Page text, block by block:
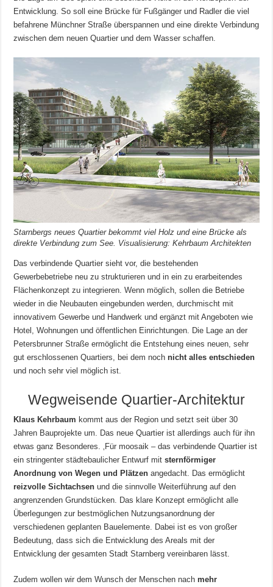
Entwicklung. So soll eine Brücke für Fußgänger und Radler die viel
befahrene Münchner Straße überspannen und eine direkte Verbindung
zwischen dem neuen Quartier und dem Wasser schaffen.
Starnbergs neues Quartier bekommt viel Holz und eine Brücke als
direkte Verbindung zum See. Visualisierung: Kehrbaum Architekten
Das verbindende Quartier sieht vor, die bestehenden
Gewerbebetriebe neu zu strukturieren und in ein zu erarbeitendes
Flächenkonzept zu integrieren. Wenn möglich, sollen die Betriebe
wieder in die Neubauten eingebunden werden, durchmischt mit
innovativem Gewerbe und Handwerk und ergänzt mit Angeboten wie
Hotel, Wohnungen und öffentlichen Einrichtungen. Die Lage an der
Petersbrunner Straße ermöglicht die Entstehung eines neuen, sehr
gut erschlossenen Quartiers, bei dem nochnicht alles entschieden
und noch sehr viel möglich ist.
Wegweisende Quartier-Architektur
Klaus Kehrbaum kommt aus der Region und setzt seit über 30
Jahren Bauprojekte um. Das neue Quartier ist allerdings auch für ihn
etwas ganz Besonderes. ‚Für moosaik – das verbindende Quartier ist
ein stringenter städtebaulicher Entwurf mitsternförmiger
Anordnung von Wegen und Plätzen angedacht. Das ermöglicht
reizvolle Sichtachsen und die sinnvolle Weiterführung auf den
angrenzenden Grundstücken. Das klare Konzept ermöglicht alle
Überlegungen zur bestmöglichen Nutzungsanordnung der
verschiedenen geplanten Bauelemente. Dabei ist es von großer
Bedeutung, dass sich die Entwicklung des Areals mit der
Entwicklung der gesamten Stadt Starnberg vereinbaren lässt.
Zudem wollen wir dem Wunsch der Menschen nachmehr